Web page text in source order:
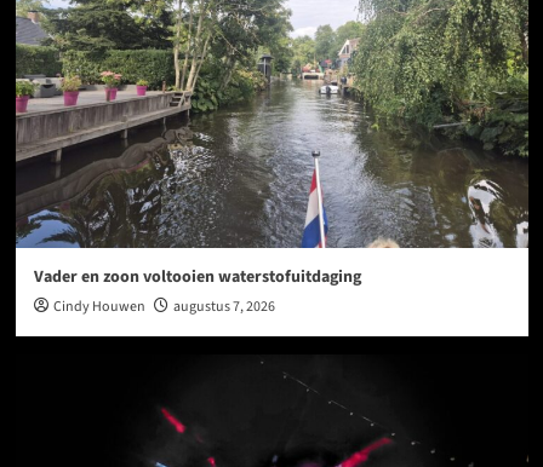
Vader en zoon voltooien waterstofuitdaging
Cindy Houwen augustus 7, 2026